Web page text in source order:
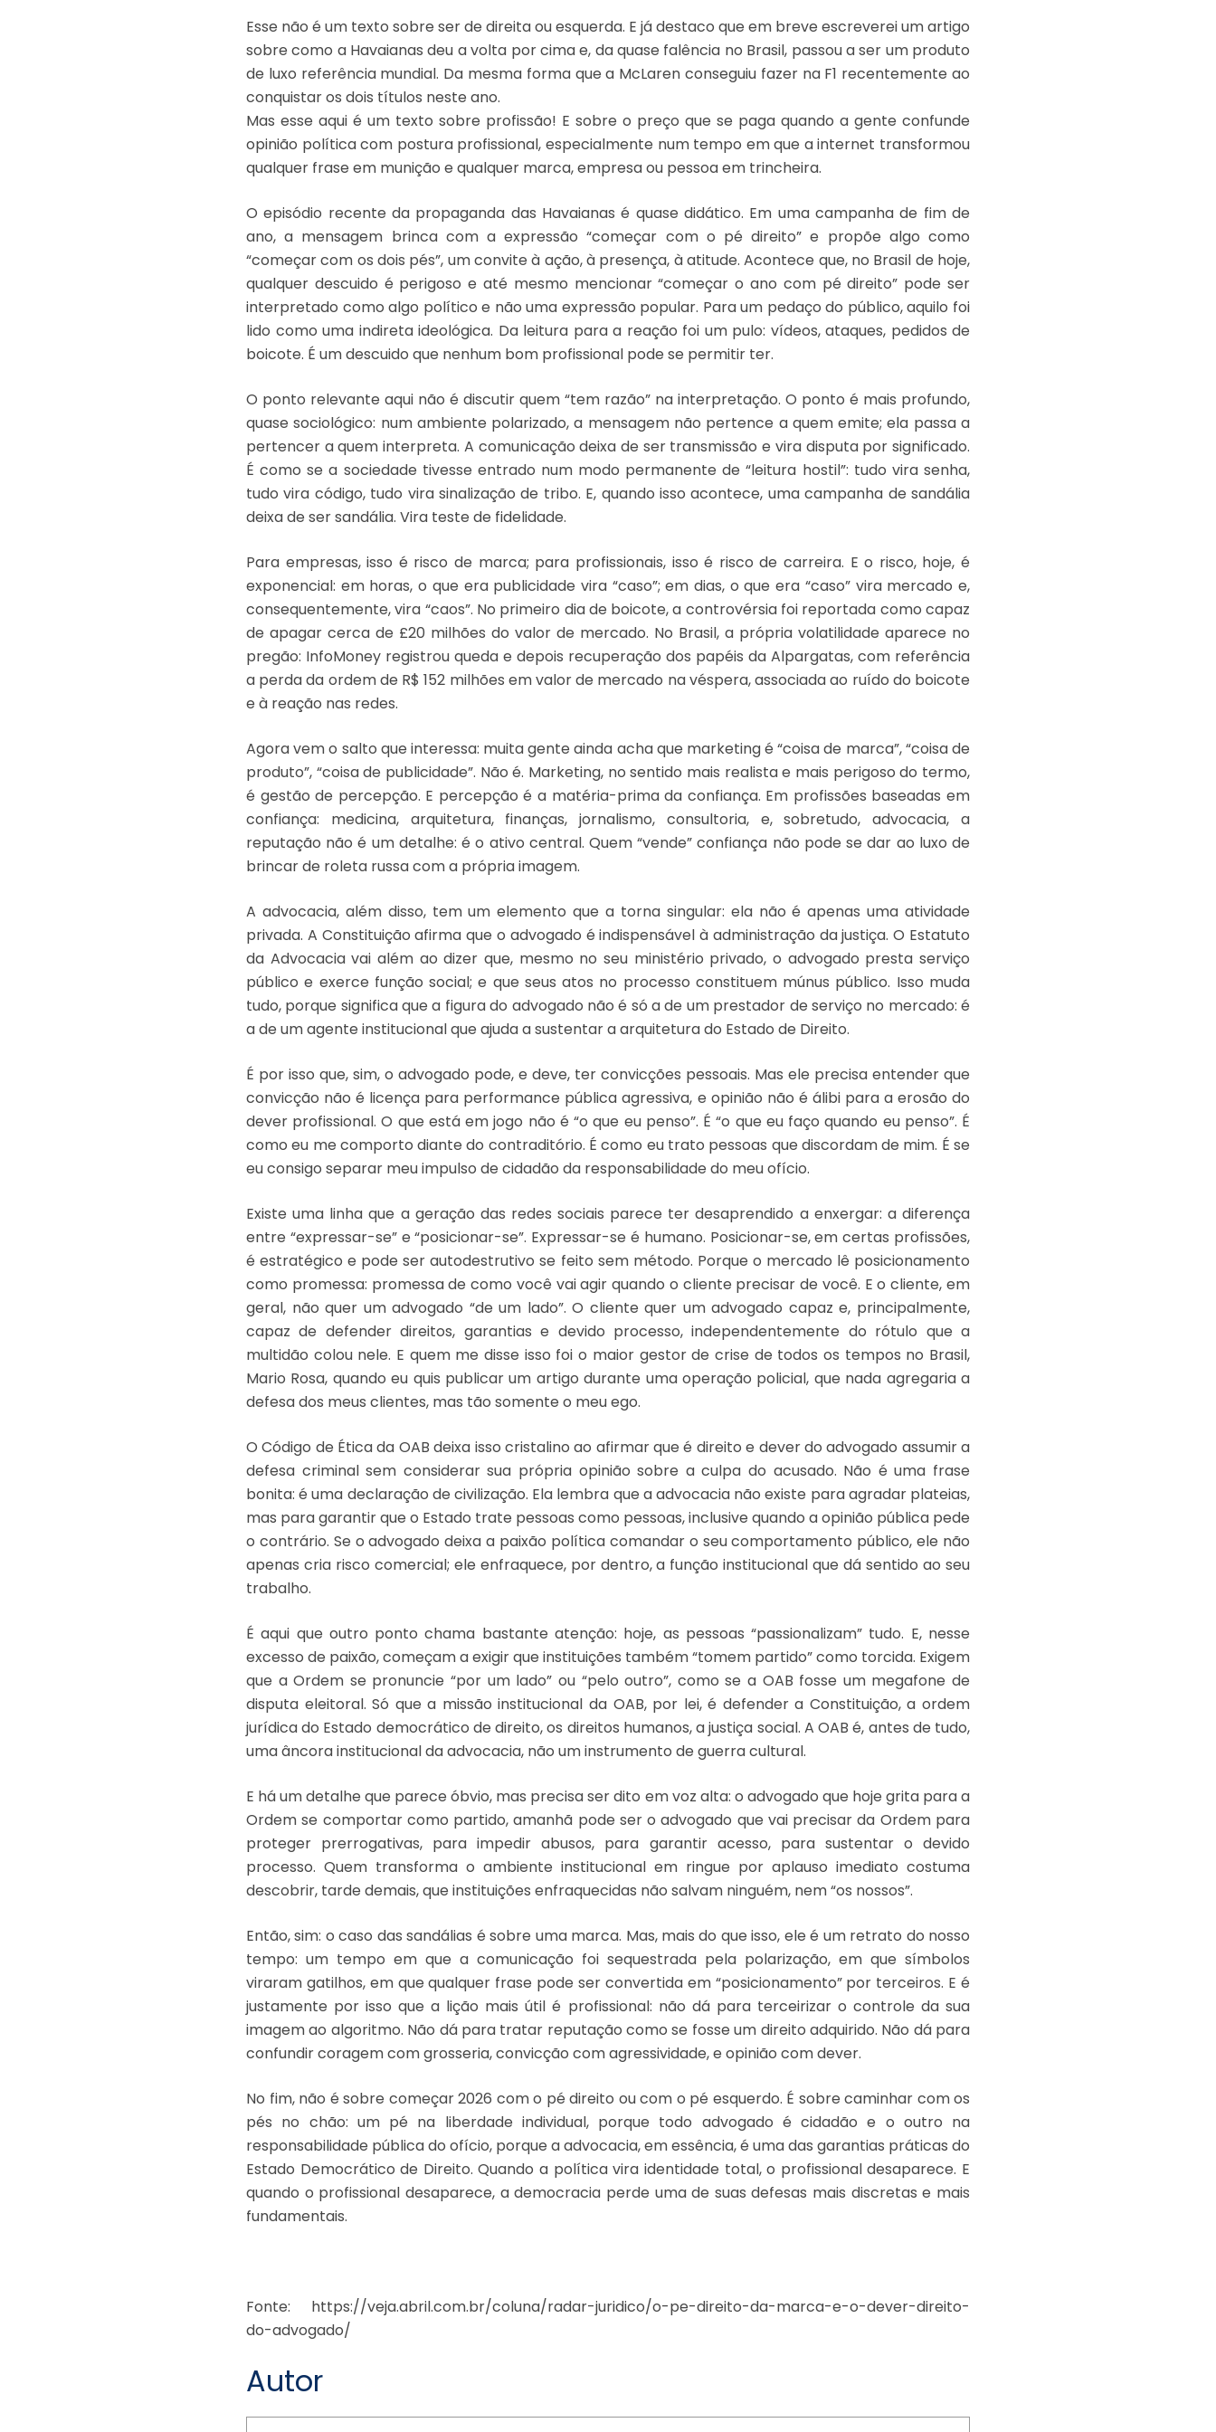
Esse não é um texto sobre ser de direita ou esquerda. E já destaco que em breve escreverei um artigo
sobre como a Havaianas deu a volta por cima e, da quase falência no Brasil, passou a ser um produto
de luxo referência mundial. Da mesma forma que a McLaren conseguiu fazer na F1 recentemente ao
conquistar os dois títulos neste ano.
Mas esse aqui é um texto sobre profissão! E sobre o preço que se paga quando a gente confunde
opinião política com postura profissional, especialmente num tempo em que a internet transformou
qualquer frase em munição e qualquer marca, empresa ou pessoa em trincheira.
O episódio recente da propaganda das Havaianas é quase didático. Em uma campanha de fim de
ano, a mensagem brinca com a expressão “começar com o pé direito” e propõe algo como
“começar com os dois pés”, um convite à ação, à presença, à atitude. Acontece que, no Brasil de hoje,
qualquer descuido é perigoso e até mesmo mencionar “começar o ano com pé direito” pode ser
interpretado como algo político e não uma expressão popular. Para um pedaço do público, aquilo foi
lido como uma indireta ideológica. Da leitura para a reação foi um pulo: vídeos, ataques, pedidos de
boicote. É um descuido que nenhum bom profissional pode se permitir ter.
O ponto relevante aqui não é discutir quem “tem razão” na interpretação. O ponto é mais profundo,
quase sociológico: num ambiente polarizado, a mensagem não pertence a quem emite; ela passa a
pertencer a quem interpreta. A comunicação deixa de ser transmissão e vira disputa por significado.
É como se a sociedade tivesse entrado num modo permanente de “leitura hostil”: tudo vira senha,
tudo vira código, tudo vira sinalização de tribo. E, quando isso acontece, uma campanha de sandália
deixa de ser sandália. Vira teste de fidelidade.
Para empresas, isso é risco de marca; para profissionais, isso é risco de carreira. E o risco, hoje, é
exponencial: em horas, o que era publicidade vira “caso”; em dias, o que era “caso” vira mercado e,
consequentemente, vira “caos”. No primeiro dia de boicote, a controvérsia foi reportada como capaz
de apagar cerca de £20 milhões do valor de mercado. No Brasil, a própria volatilidade aparece no
pregão: InfoMoney registrou queda e depois recuperação dos papéis da Alpargatas, com referência
a perda da ordem de R$ 152 milhões em valor de mercado na véspera, associada ao ruído do boicote
e à reação nas redes.
Agora vem o salto que interessa: muita gente ainda acha que marketing é “coisa de marca”, “coisa de
produto”, “coisa de publicidade”. Não é. Marketing, no sentido mais realista e mais perigoso do termo,
é gestão de percepção. E percepção é a matéria-prima da confiança. Em profissões baseadas em
confiança: medicina, arquitetura, finanças, jornalismo, consultoria, e, sobretudo, advocacia, a
reputação não é um detalhe: é o ativo central. Quem “vende” confiança não pode se dar ao luxo de
brincar de roleta russa com a própria imagem.
A advocacia, além disso, tem um elemento que a torna singular: ela não é apenas uma atividade
privada. A Constituição afirma que o advogado é indispensável à administração da justiça. O Estatuto
da Advocacia vai além ao dizer que, mesmo no seu ministério privado, o advogado presta serviço
público e exerce função social; e que seus atos no processo constituem múnus público. Isso muda
tudo, porque significa que a figura do advogado não é só a de um prestador de serviço no mercado: é
a de um agente institucional que ajuda a sustentar a arquitetura do Estado de Direito.
É por isso que, sim, o advogado pode, e deve, ter convicções pessoais. Mas ele precisa entender que
convicção não é licença para performance pública agressiva, e opinião não é álibi para a erosão do
dever profissional. O que está em jogo não é “o que eu penso”. É “o que eu faço quando eu penso”. É
como eu me comporto diante do contraditório. É como eu trato pessoas que discordam de mim. É se
eu consigo separar meu impulso de cidadão da responsabilidade do meu ofício.
Existe uma linha que a geração das redes sociais parece ter desaprendido a enxergar: a diferença
entre “expressar-se” e “posicionar-se”. Expressar-se é humano. Posicionar-se, em certas profissões,
é estratégico e pode ser autodestrutivo se feito sem método. Porque o mercado lê posicionamento
como promessa: promessa de como você vai agir quando o cliente precisar de você. E o cliente, em
geral, não quer um advogado “de um lado”. O cliente quer um advogado capaz e, principalmente,
capaz de defender direitos, garantias e devido processo, independentemente do rótulo que a
multidão colou nele. E quem me disse isso foi o maior gestor de crise de todos os tempos no Brasil,
Mario Rosa, quando eu quis publicar um artigo durante uma operação policial, que nada agregaria a
defesa dos meus clientes, mas tão somente o meu ego.
O Código de Ética da OAB deixa isso cristalino ao afirmar que é direito e dever do advogado assumir a
defesa criminal sem considerar sua própria opinião sobre a culpa do acusado. Não é uma frase
bonita: é uma declaração de civilização. Ela lembra que a advocacia não existe para agradar plateias,
mas para garantir que o Estado trate pessoas como pessoas, inclusive quando a opinião pública pede
o contrário. Se o advogado deixa a paixão política comandar o seu comportamento público, ele não
apenas cria risco comercial; ele enfraquece, por dentro, a função institucional que dá sentido ao seu
trabalho.
É aqui que outro ponto chama bastante atenção: hoje, as pessoas “passionalizam” tudo. E, nesse
excesso de paixão, começam a exigir que instituições também “tomem partido” como torcida. Exigem
que a Ordem se pronuncie “por um lado” ou “pelo outro”, como se a OAB fosse um megafone de
disputa eleitoral. Só que a missão institucional da OAB, por lei, é defender a Constituição, a ordem
jurídica do Estado democrático de direito, os direitos humanos, a justiça social. A OAB é, antes de tudo,
uma âncora institucional da advocacia, não um instrumento de guerra cultural.
E há um detalhe que parece óbvio, mas precisa ser dito em voz alta: o advogado que hoje grita para a
Ordem se comportar como partido, amanhã pode ser o advogado que vai precisar da Ordem para
proteger prerrogativas, para impedir abusos, para garantir acesso, para sustentar o devido
processo. Quem transforma o ambiente institucional em ringue por aplauso imediato costuma
descobrir, tarde demais, que instituições enfraquecidas não salvam ninguém, nem “os nossos”.
Então, sim: o caso das sandálias é sobre uma marca. Mas, mais do que isso, ele é um retrato do nosso
tempo: um tempo em que a comunicação foi sequestrada pela polarização, em que símbolos
viraram gatilhos, em que qualquer frase pode ser convertida em “posicionamento” por terceiros. E é
justamente por isso que a lição mais útil é profissional: não dá para terceirizar o controle da sua
imagem ao algoritmo. Não dá para tratar reputação como se fosse um direito adquirido. Não dá para
confundir coragem com grosseria, convicção com agressividade, e opinião com dever.
No fim, não é sobre começar 2026 com o pé direito ou com o pé esquerdo. É sobre caminhar com os
pés no chão: um pé na liberdade individual, porque todo advogado é cidadão e o outro na
responsabilidade pública do ofício, porque a advocacia, em essência, é uma das garantias práticas do
Estado Democrático de Direito. Quando a política vira identidade total, o profissional desaparece. E
quando o profissional desaparece, a democracia perde uma de suas defesas mais discretas e mais
fundamentais.
Fonte: https://veja.abril.com.br/coluna/radar-juridico/o-pe-direito-da-marca-e-o-dever-direito-
do-advogado/
Autor